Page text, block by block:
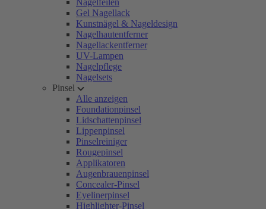
Nagelfeilen
Gel Nagellack
Kunstnägel & Nageldesign
Nagelhautentferner
Nagellackentferner
UV-Lampen
Nagelpflege
Nagelsets
Pinsel
Alle anzeigen
Foundationpinsel
Lidschattenpinsel
Lippenpinsel
Pinselreiniger
Rougepinsel
Applikatoren
Augenbrauenpinsel
Concealer-Pinsel
Eyelinerpinsel
Highlighter-Pinsel